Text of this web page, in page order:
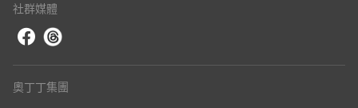
社群媒體
奧丁丁集團